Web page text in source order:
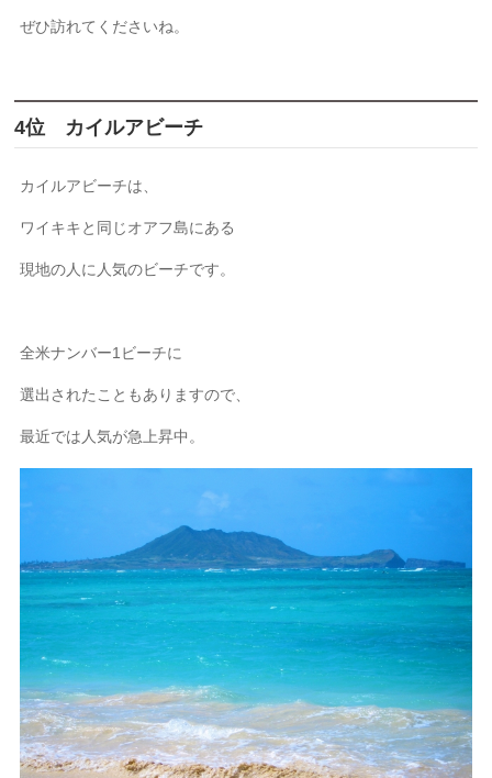
ぜひ訪れてくださいね。
4位 カイルアビーチ
カイルアビーチは、
ワイキキと同じオアフ島にある
現地の人に人気のビーチです。
全米ナンバー1ビーチに
選出されたこともありますので、
最近では人気が急上昇中。